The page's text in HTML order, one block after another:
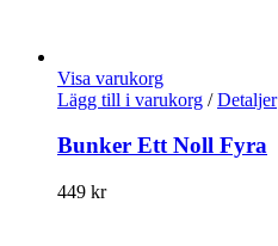
Visa varukorg
Lägg till i varukorg / Detaljer
Bunker Ett Noll Fyra
449 kr